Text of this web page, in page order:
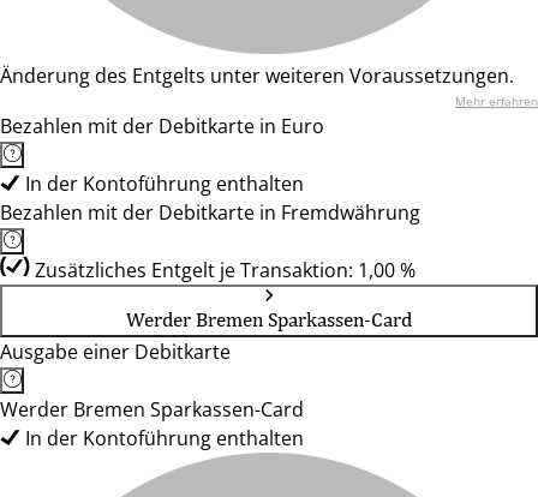
Änderung des Entgelts unter weiteren Voraussetzungen.
Mehr erfahren
Bezahlen mit der Debitkarte in Euro
In der Kontoführung enthalten
Bezahlen mit der Debitkarte in Fremdwährung
Zusätzliches Entgelt je Transaktion: 1,00 %
Werder Bremen Sparkassen-Card
Ausgabe einer Debitkarte
Werder Bremen Sparkassen-Card
In der Kontoführung enthalten